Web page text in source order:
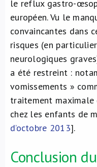
le reflux gastro-
européen. Vu le
convaincantes dans
risques (en
neurologiques
a été restreint :
vomissements »
traitement
chez les enfants de
d’octobre 2013].
Conclusion